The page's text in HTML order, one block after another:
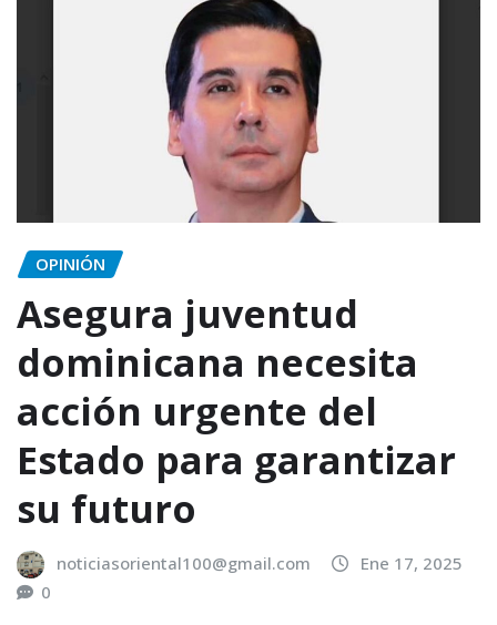
OPINIÓN
Asegura juventud
dominicana necesita
acción urgente del
Estado para garantizar
su futuro
noticiasoriental100@gmail.com
Ene 17, 2025
0